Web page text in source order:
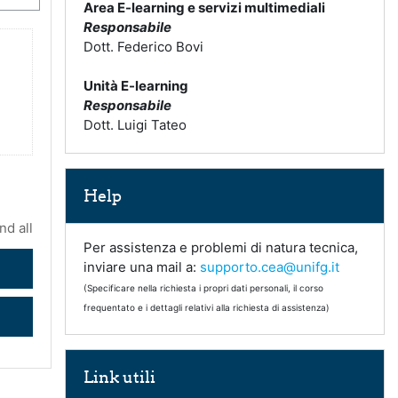
all
Area E-learning e servizi multimediali
Responsabile
Dott. Federico Bovi
Unità E-learning
Responsabile
Dott. Luigi Tateo
Help
Per assistenza e problemi di natura tecnica,
inviare una mail a: supporto.cea@unifg.it
(Specificare nella richiesta i propri dati personali, il corso
frequentato e i dettagli relativi alla richiesta di assistenza)
Link utili